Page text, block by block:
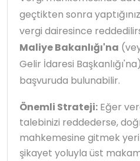
geçtikten sonra
vergi dairesince
Maliye Bakanlığı'na
Gelir İdaresi
başvuruda bulunabilir.
Önemli Strateji: Eğer
talebinizi reddederse,
mahkemesine gitmek
şikayet yoluyla üst